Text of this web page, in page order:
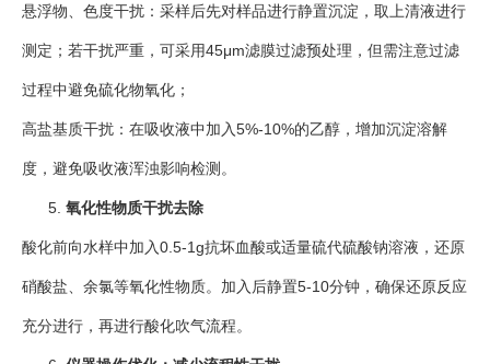
悬浮物、色度干扰：采样后先对样品进行静置沉淀，取上清液进行
测定；若干扰严重，可采用45μm滤膜过滤预处理，但需注意过滤
过程中避免硫化物氧化；
高盐基质干扰：在吸收液中加入5%-10%的乙醇，增加沉淀溶解
度，避免吸收液浑浊影响检测。
氧化性物质干扰去除
酸化前向水样中加入0.5-1g抗坏血酸或适量硫代硫酸钠溶液，还原
硝酸盐、余氯等氧化性物质。加入后静置5-10分钟，确保还原反应
充分进行，再进行酸化吹气流程。